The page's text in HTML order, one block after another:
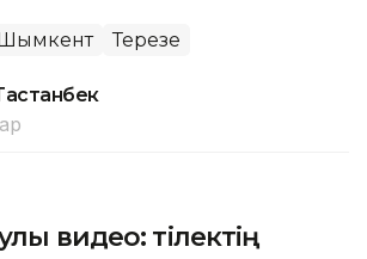
Шымкент Терезе
видео: тілектің